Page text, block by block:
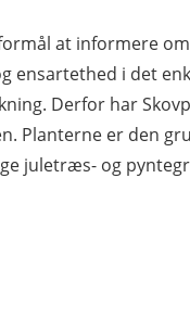
at informere
ensartethed i det
Derfor har
Planterne er den
juletræs- og